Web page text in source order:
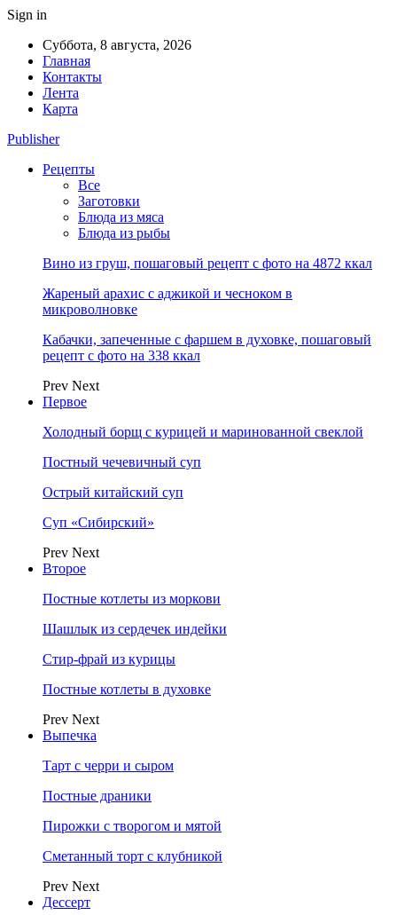
Sign in
Суббота, 8 августа, 2026
Главная
Контакты
Лента
Карта
Publisher
Рецепты
Все
Заготовки
Блюда из мяса
Блюда из рыбы
Вино из груш, пошаговый рецепт с фото на 4872 ккал
Жареный арахис с аджикой и чесноком в
микроволновке
Кабачки, запеченные с фаршем в духовке, пошаговый
рецепт с фото на 338 ккал
Prev Next
Первое
Холодный борщ с курицей и маринованной свеклой
Постный чечевичный суп
Острый китайский суп
Суп «Сибирский»
Prev Next
Второе
Постные котлеты из моркови
Шашлык из сердечек индейки
Стир-фрай из курицы
Постные котлеты в духовке
Prev Next
Выпечка
Тарт с черри и сыром
Постные драники
Пирожки с творогом и мятой
Сметанный торт с клубникой
Prev Next
Дессерт